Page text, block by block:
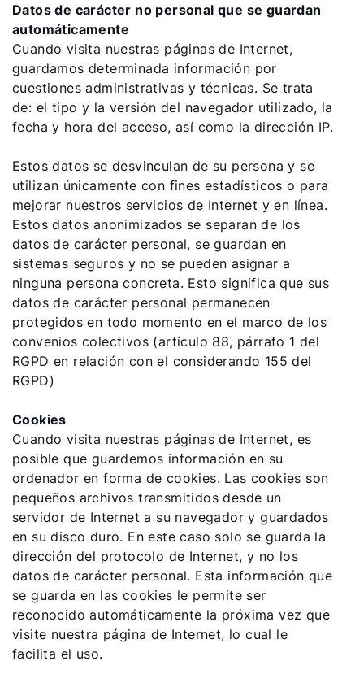
Datos de carácter no personal que se guardan
automáticamente
Cuando visita nuestras páginas de Internet,
guardamos determinada información por
cuestiones administrativas y técnicas. Se trata
de: el tipo y la versión del navegador utilizado, la
fecha y hora del acceso, así como la dirección IP.
Estos datos se desvinculan de su persona y se
utilizan únicamente con fines estadísticos o para
mejorar nuestros servicios de Internet y en línea.
Estos datos anonimizados se separan de los
datos de carácter personal, se guardan en
sistemas seguros y no se pueden asignar a
ninguna persona concreta. Esto significa que sus
datos de carácter personal permanecen
protegidos en todo momento en el marco de los
convenios colectivos (artículo 88, párrafo 1 del
RGPD en relación con el considerando 155 del
RGPD)
Cookies
Cuando visita nuestras páginas de Internet, es
posible que guardemos información en su
ordenador en forma de cookies. Las cookies son
pequeños archivos transmitidos desde un
servidor de Internet a su navegador y guardados
en su disco duro. En este caso solo se guarda la
dirección del protocolo de Internet, y no los
datos de carácter personal. Esta información que
se guarda en las cookies le permite ser
reconocido automáticamente la próxima vez que
visite nuestra página de Internet, lo cual le
facilita el uso.